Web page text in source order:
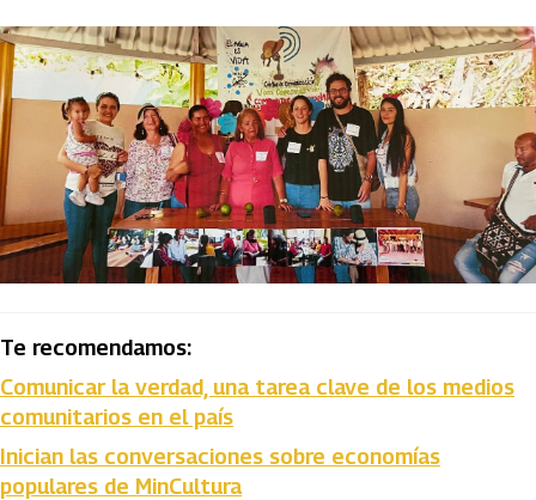
Te recomendamos:
Comunicar la verdad, una tarea clave de los medios
comunitarios en el país
Inician las conversaciones sobre economías
populares de MinCultura